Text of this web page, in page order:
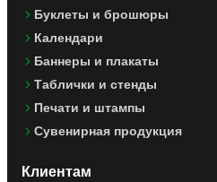
Буклеты и брошюры
Календари
Баннеры и плакаты
Таблички и стенды
Печати и штампы
Сувенирная продукция
Клиентам